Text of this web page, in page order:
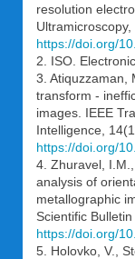
resolution
Ultramicroscopy,
https://doi.org/
2. ISO.
3. Atiquzzaman,
transform -
images. IEEE
Intelligence,
https://doi.org/
4. Zhuravel,
analysis of
metallographic
Scientific
https://doi.org/
5. Holovko, V.,